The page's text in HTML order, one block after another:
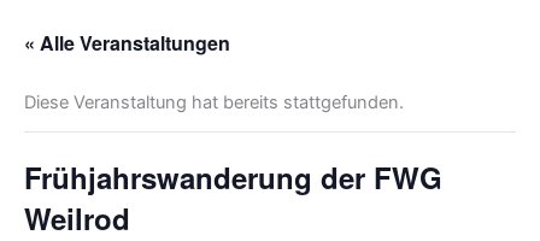
« Alle Veranstaltungen
Diese Veranstaltung hat bereits stattgefunden.
Frühjahrswanderung der FWG
Weilrod